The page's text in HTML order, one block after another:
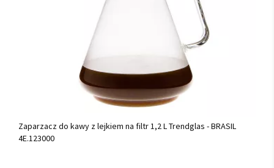
Zaparzacz do kawy z lejkiem na filtr 1,2 L Trendglas - BRASIL
4E.123000